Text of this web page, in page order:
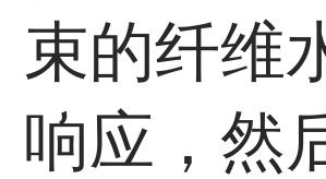
束的纤维
响应，然